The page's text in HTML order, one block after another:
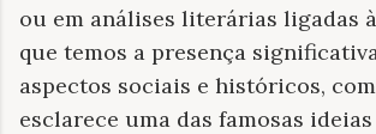
ou em análises literárias ligadas
que temos a presença
aspectos sociais e históricos,
esclarece uma das famosas